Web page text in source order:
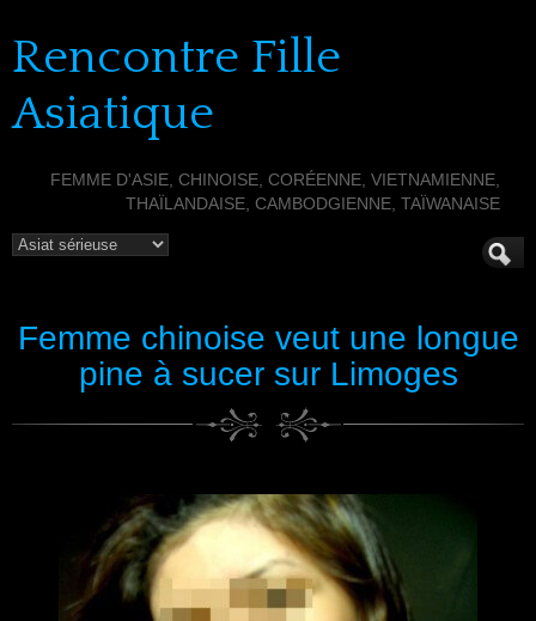
Rencontre Fille
Asiatique
FEMME D'ASIE, CHINOISE, CORÉENNE, VIETNAMIENNE,
THAÏLANDAISE, CAMBODGIENNE, TAÏWANAISE
Femme chinoise veut une longue
pine à sucer sur Limoges